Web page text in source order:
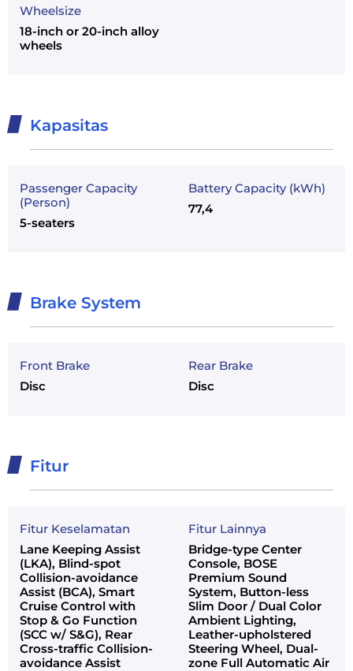
Wheelsize
18-inch or 20-inch alloy
wheels
Kapasitas
Passenger Capacity
(Person)
5-seaters
Battery Capacity (kWh)
77,4
Brake System
Front Brake
Disc
Rear Brake
Disc
Fitur
Fitur Keselamatan
Lane Keeping Assist
(LKA), Blind-spot
Collision-avoidance
Assist (BCA), Smart
Cruise Control with
Stop & Go Function
(SCC w/ S&G), Rear
Cross-traffic Collision-
avoidance Assist
Fitur Lainnya
Bridge-type Center
Console, BOSE
Premium Sound
System, Button-less
Slim Door / Dual Color
Ambient Lighting,
Leather-upholstered
Steering Wheel, Dual-
zone Full Automatic Air